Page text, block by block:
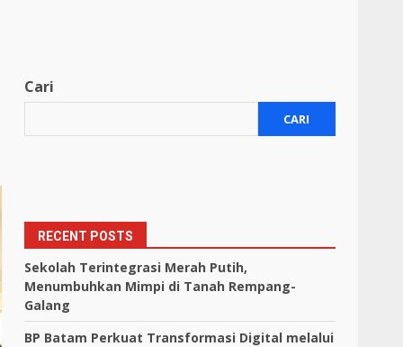
Cari
CARI
RECENT POSTS
Sekolah Terintegrasi Merah Putih,
Menumbuhkan Mimpi di Tanah Rempang-
Galang
BP Batam Perkuat Transformasi Digital melalui